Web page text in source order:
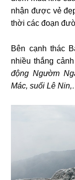
nhận được vẻ
thời các đoạn
Bên cạnh thác
nhiều thắng
động Ngườm
Mác, suối Lê